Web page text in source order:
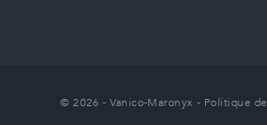
© 2026 - Vanico-Maronyx - Politique